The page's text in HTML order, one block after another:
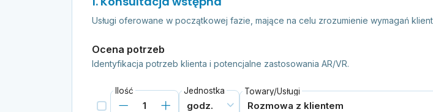
Usługi oferowane w początkowej fazie, mające na celu zrozumienie wymagań
Ocena potrzeb
Identyfikacja potrzeb klienta i potencjalne zastosowania AR/VR.
Ilość Jednostka Towary/Usługi